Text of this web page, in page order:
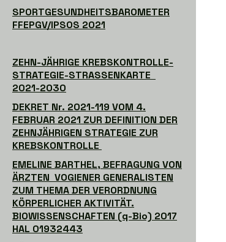
SPORTGESUNDHEITSBAROMETER
FFEPGV/IPSOS 2021
ZEHN-JÄHRIGE KREBSKONTROLLE-
STRATEGIE-STRASSENKARTE
2021-2030
DEKRET Nr. 2021-119 VOM 4.
FEBRUAR 2021 ZUR DEFINITION DER
ZEHNJÄHRIGEN STRATEGIE ZUR
KREBSKONTROLLE
EMELINE BARTHEL, BEFRAGUNG VON
ÄRZTEN VOGIENER GENERALISTEN
ZUM THEMA DER VERORDNUNG
KÖRPERLICHER AKTIVITÄT.
BIOWISSENSCHAFTEN (q-Bio) 2017
HAL 01932443